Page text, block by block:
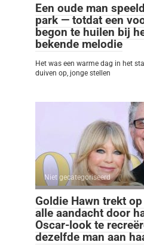
Een oude man
park — totdat een
begon te huilen bij
bekende melodie
Het was een warme dag in het
duiven op, jonge stellen
Niet gecategoriseerd
Goldie Hawn trekt
alle aandacht door
Oscar-look te
dezelfde man aan